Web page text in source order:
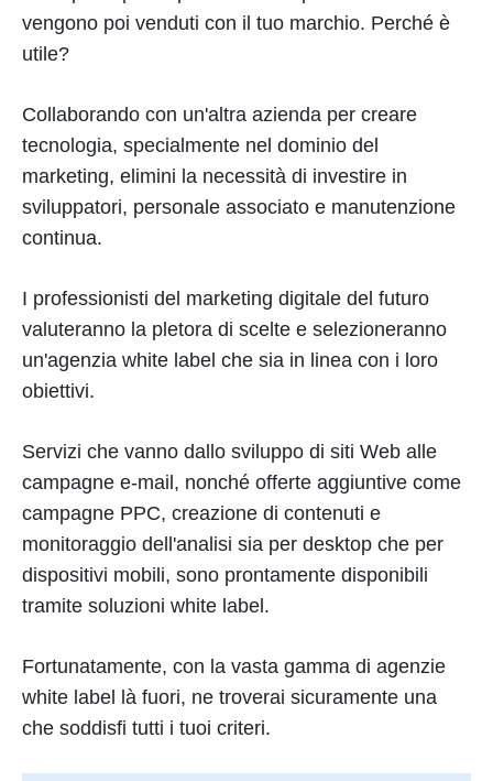
vengono poi venduti con il tuo marchio. Perché è
utile?
Collaborando con un'altra azienda per creare
tecnologia, specialmente nel dominio del
marketing, elimini la necessità di investire in
sviluppatori, personale associato e manutenzione
continua.
I professionisti del marketing digitale del futuro
valuteranno la pletora di scelte e selezioneranno
un'agenzia white label che sia in linea con i loro
obiettivi.
Servizi che vanno dallo sviluppo di siti Web alle
campagne e-mail, nonché offerte aggiuntive come
campagne PPC, creazione di contenuti e
monitoraggio dell'analisi sia per desktop che per
dispositivi mobili, sono prontamente disponibili
tramite soluzioni white label.
Fortunatamente, con la vasta gamma di agenzie
white label là fuori, ne troverai sicuramente una
che soddisfi tutti i tuoi criteri.